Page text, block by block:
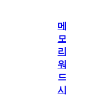
메
모
리
워
드
시